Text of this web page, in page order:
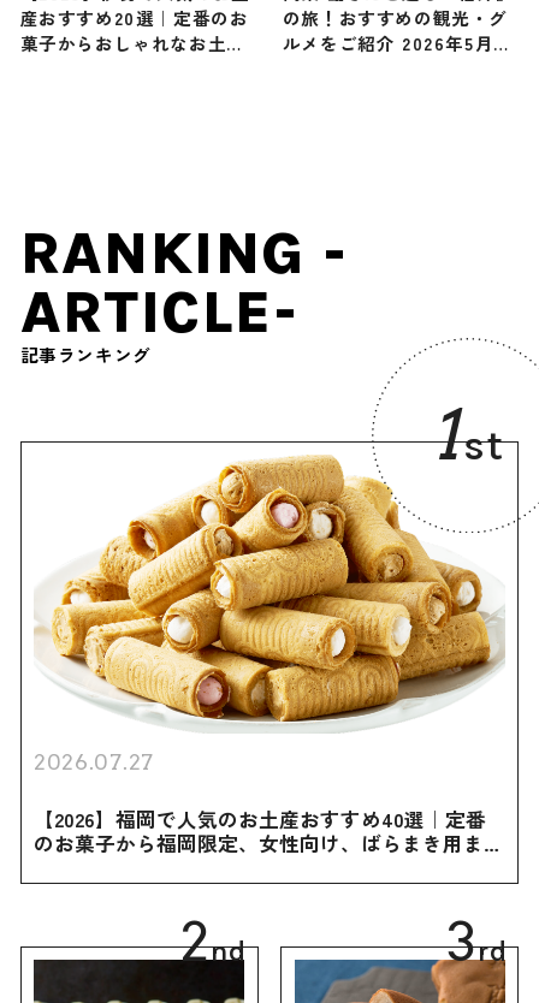
産おすすめ20選｜定番のお
菓子からおしゃれなお土
の旅！おすすめの観光・グ
ルメをご紹介 2026年5月16
RANKING -
ARTICLE-
記事ランキング
1st
2026.07.27
【2026】福岡で人気のお土産おすすめ40選｜定番
のお菓子から福岡限定、女性向け、ばらまき用まで
2nd 3rd